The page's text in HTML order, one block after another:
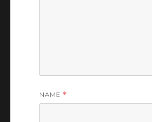
NAME *